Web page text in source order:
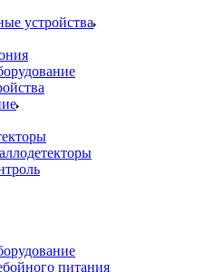
устройства
питания